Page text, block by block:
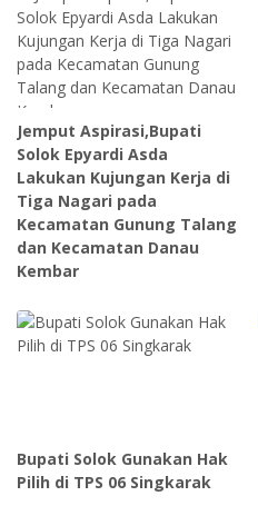
Jemput Aspirasi,Bupati
Solok Epyardi Asda
Lakukan Kujungan Kerja di
Tiga Nagari pada
Kecamatan Gunung Talang
dan Kecamatan Danau
Kembar
Bupati Solok Gunakan Hak
Pilih di TPS 06 Singkarak